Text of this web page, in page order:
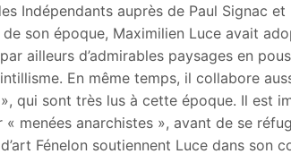
Indépendants auprès de Paul Signac
son époque, Maximilien Luce avait
ailleurs d’admirables paysages en
En même temps, il collabore
», qui sont très lus à cette époque. Il
menées anarchistes », avant de se
Fénelon soutiennent Luce dans